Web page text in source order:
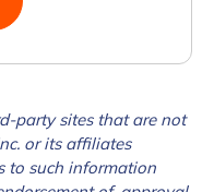
party sites that are not
or its affiliates
to such information